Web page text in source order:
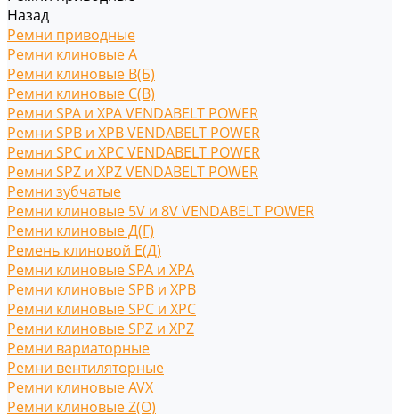
Назад
Ремни приводные
Ремни клиновые A
Ремни клиновые В(Б)
Ремни клиновые С(B)
Ремни SPA и XPA VENDABELT POWER
Ремни SPB и XPB VENDABELT POWER
Ремни SPC и XPC VENDABELT POWER
Ремни SPZ и XPZ VENDABELT POWER
Ремни зубчатые
Ремни клиновые 5V и 8V VENDABELT POWER
Ремни клиновые Д(Г)
Ремень клиновой Е(Д)
Ремни клиновые SPA и XPA
Ремни клиновые SPB и XPB
Ремни клиновые SPC и XPC
Ремни клиновые SPZ и XPZ
Ремни вариаторные
Ремни вентиляторные
Ремни клиновые AVX
Ремни клиновые Z(O)